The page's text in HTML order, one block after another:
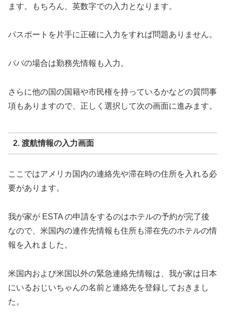
ます。もちろん、英数字での入力となります。
パスポートを片手に正確に入力をすれば問題ありません。
パパの場合は勤務先情報も入力。
さらに他の国の国籍や市民権を持っているかなどの質問事
項もありますので、正しく選択して次の画面に進みます。
2. 渡航情報の入力画面
ここではアメリカ国内の連絡先や滞在時の住所を入れる必
要があります。
我が家が ESTA の申請をするのはホテルの予約が完了後
なので、米国内の連作先情報も住所も滞在先のホテルの情
報を入れました。
米国内および米国以外の緊急連絡先情報は、我が家は日本
にいるおじいちゃんの名前と連絡先を登録しておきまし
た。